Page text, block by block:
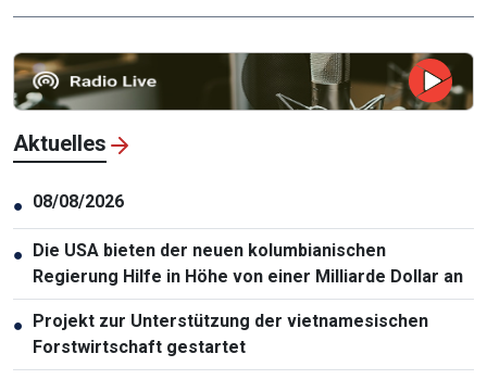
Aktuelles
● 08/08/2026
● Die USA bieten der neuen kolumbianischen
Regierung Hilfe in Höhe von einer Milliarde Dollar an
● Projekt zur Unterstützung der vietnamesischen
Forstwirtschaft gestartet